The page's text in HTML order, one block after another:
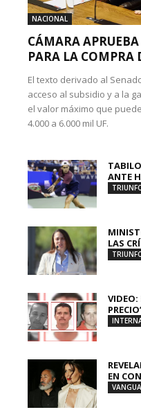
NACIONAL
CÁMARA
PARA LA COMPRA
El texto derivado al
acceso al subsidio y a la
el valor máximo que
4.000 a 6.000 mil UF.
ANTE
LAS
VIDEO:
EN